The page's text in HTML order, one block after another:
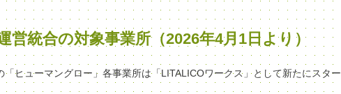
営統合の対象事業所（2026年4月1日より）
「ヒューマングロー」各事業所は「LITALICOワークス」として新たにスタ